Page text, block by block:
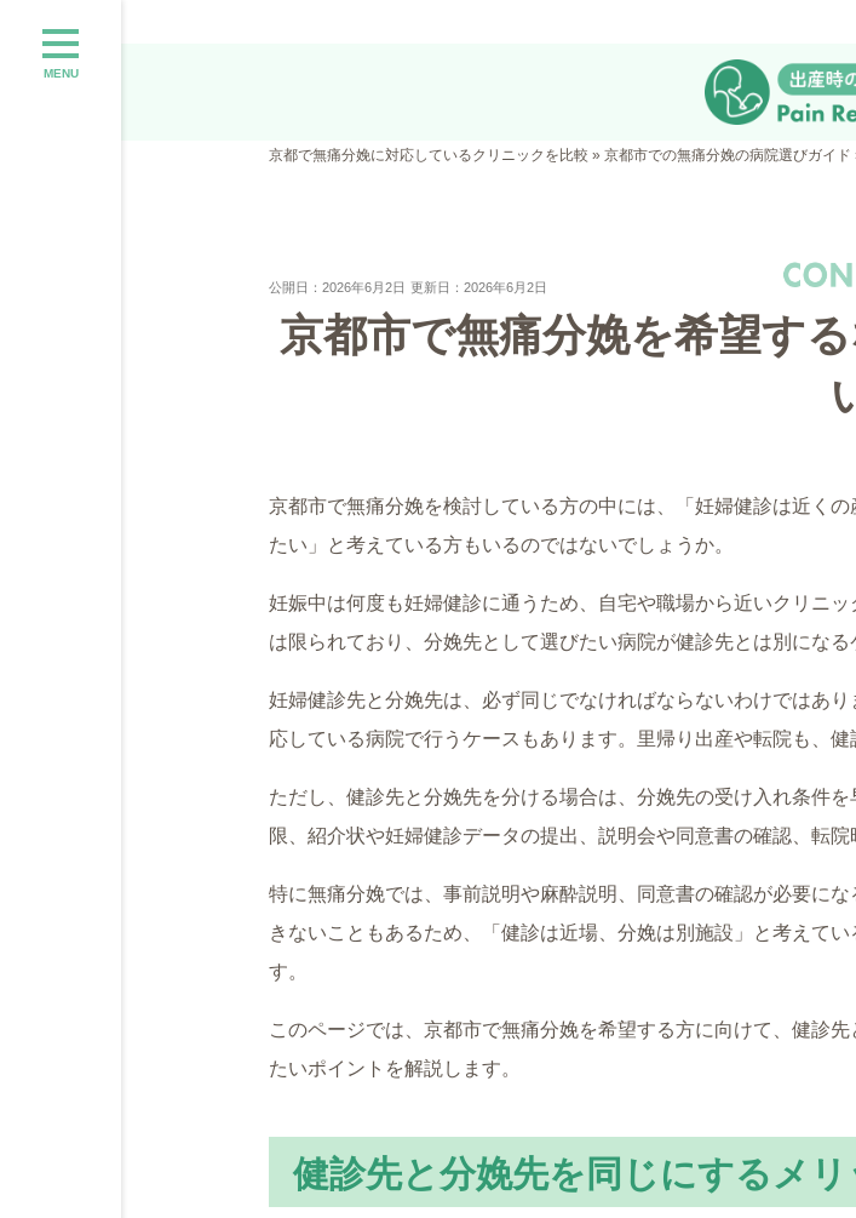
MENU
京都で無痛分娩に対応しているクリニックを比較 » 京都市での無痛分娩の病院選びガイド
公開日：2026年6月2日 更新日：2026年6月2日
京都市で無痛分娩を希望す
京都市で無痛分娩を検討している方の中には、「妊婦健診は近く
たい」と考えている方もいるのではないでしょうか。
妊娠中は何度も妊婦健診に通うため、自宅や職場から近いクリニ
は限られており、分娩先として選びたい病院が健診先とは別になる
妊婦健診先と分娩先は、必ず同じでなければならないわけではあ
応している病院で行うケースもあります。里帰り出産や転院も、
ただし、健診先と分娩先を分ける場合は、分娩先の受け入れ条件
限、紹介状や妊婦健診データの提出、説明会や同意書の確認、転院
特に無痛分娩では、事前説明や麻酔説明、同意書の確認が必要に
きないこともあるため、「健診は近場、分娩は別施設」と考えて
す。
このページでは、京都市で無痛分娩を希望する方に向けて、健診
たいポイントを解説します。
健診先と分娩先を同じにするメリ